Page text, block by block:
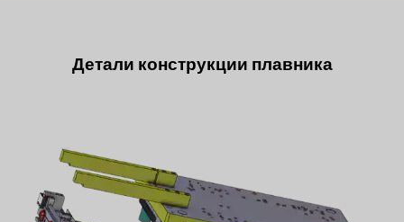
Детали конструкции плавника